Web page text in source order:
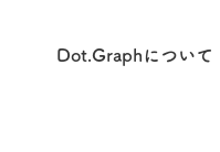
Dot.Graphについて